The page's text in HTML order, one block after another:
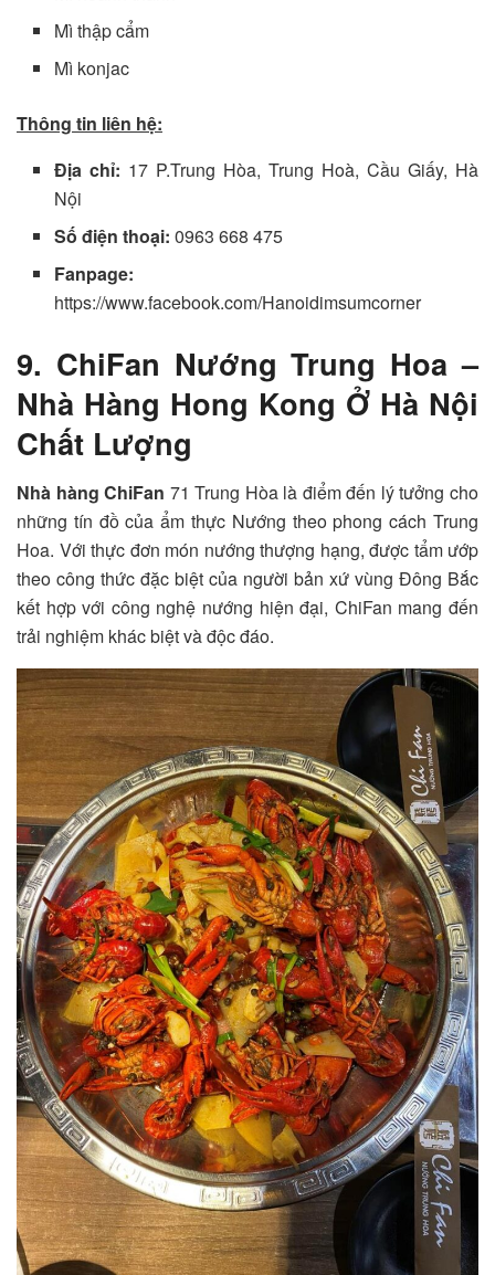
Mì thập cẩm
Mì konjac
Thông tin liên hệ:
Địa chỉ: 17 P.Trung Hòa, Trung Hoà, Cầu Giấy, Hà
Nội
Số điện thoại:0963 668 475
Fanpage:
https://www.facebook.com/Hanoidimsumcorner
9. ChiFan Nướng Trung Hoa –
Nhà Hàng Hong Kong Ở Hà Nội
Chất Lượng
Nhà hàng ChiFan 71 Trung Hòa là điểm đến lý tưởng cho
những tín đồ của ẩm thực Nướng theo phong cách Trung
Hoa. Với thực đơn món nướng thượng hạng, được tẩm ướp
theo công thức đặc biệt của người bản xứ vùng Đông Bắc
kết hợp với công nghệ nướng hiện đại, ChiFan mang đến
trải nghiệm khác biệt và độc đáo.